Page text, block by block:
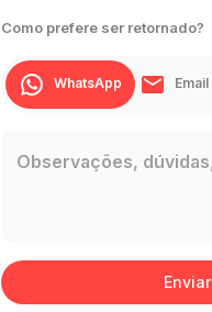
Como prefere ser retornado?
WhatsApp Email
Enviar